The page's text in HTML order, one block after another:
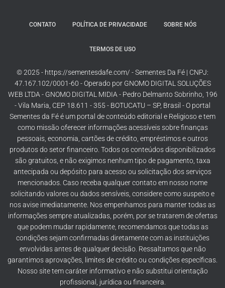
CONTATO POLÍTICA DE PRIVACIDADE SOBRE NÓS
TERMOS DE USO
© 2025 - https://sementesdafe.com/ - Sementes Da Fé | CNPJ:
47.167.102/0001-60 - Operado por GNOMO DIGITAL SOLUÇÕES
WEB LTDA - GNOMO DIGITAL MIDIA - Pedro Delmanto Sobrinho, 196
- Vila Maria, CEP 18.611 - 355 - BOTUCATU – SP, Brasil - O portal
Sementes da Fé é um portal de conteúdo editorial e Religioso e tem
como missão oferecer informações acessíveis sobre finanças
pessoais, economia, cartões de crédito, empréstimos e outros
produtos do setor financeiro. Todos os conteúdos disponibilizados
são gratuitos, e não exigimos nenhum tipo de pagamento, taxa
antecipada ou depósito para acesso ou solicitação dos serviços
mencionados. Caso receba qualquer contato em nosso nome
solicitando valores ou dados sensíveis, considere como suspeito e
nos avise imediatamente. Nos empenhamos para manter todas as
informações sempre atualizadas, porém, por se tratarem de ofertas
que podem mudar rapidamente, recomendamos que todas as
condições sejam confirmadas diretamente com as instituições
envolvidas antes de qualquer decisão. Ressaltamos que não
garantimos aprovações, limites de crédito ou condições específicas.
Nosso site tem caráter informativo e não substitui orientação
profissional, jurídica ou financeira.